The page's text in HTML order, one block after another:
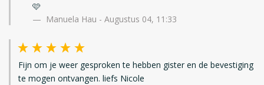
🩷
Manuela Hau - Augustus 04, 11:33
Fijn om je weer gesproken te hebben gister en de bevestiging
te mogen ontvangen. liefs Nicole